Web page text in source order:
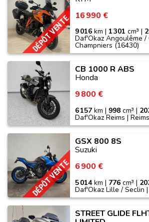
DÉPÔT VENTE 16 990 €
9 016 km | 1 301 cm³ |
Daf'Okaz Angoulême /
Champniers (16430)
CB 1000 R ABS
Honda
9 800 €
6 157 km | 998 cm³ |
Daf'Okaz Reims |
DÉPÔT VENTE
GSX 800 8S
Suzuki
6 900 €
5 014km | 776 cm³ |
Daf'Okaz Lille / Seclin
STREET GLIDE